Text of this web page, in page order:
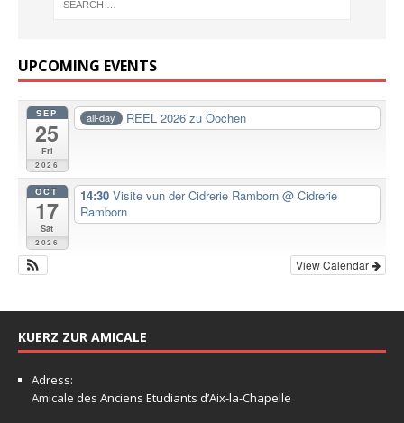
UPCOMING EVENTS
SEP
25
Fri
2026
all-day REEL 2026 zu Oochen
OCT
17
Sat
2026
14:30 Visite vun der Cidrerie Ramborn @ Cidrerie
Ramborn
View Calendar
KUERZ ZUR AMICALE
Adress:
Amicale des Anciens Etudiants d’Aix-la-Chapelle